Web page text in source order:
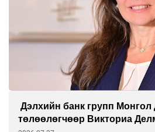
Дэлхийн банк групп Монгол
төлөөлөгчөөр Викториа